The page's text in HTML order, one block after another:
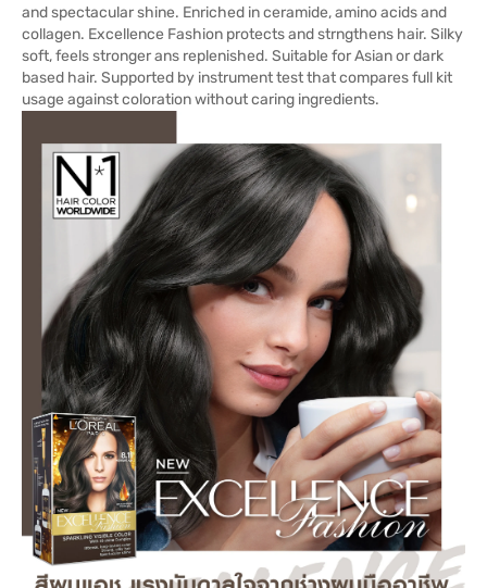
and spectacular shine. Enriched in ceramide, amino acids and
collagen. Excellence Fashion protects and strngthens hair. Silky
soft, feels stronger ans replenished. Suitable for Asian or dark
based hair. Supported by instrument test that compares full kit
usage against coloration without caring ingredients.